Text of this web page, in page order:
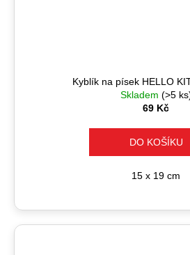
Kyblík na písek HELLO
Skladem (>5
69 Kč
DO KOŠÍKU
15 x 19 cm